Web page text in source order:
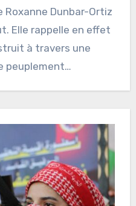
Dunbar-Ortiz
Elle rappelle en effet
à travers une
peuplement…